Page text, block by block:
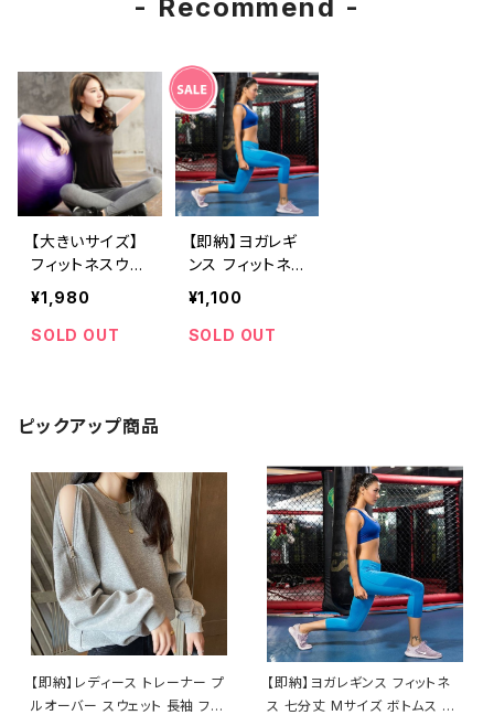
- Recommend -
【大きいサイズ】
フィットネスウェ
ア 上下セットア
ップ ヨガウェア
ランニングウェア
¥1,980
SOLD OUT
【即納】ヨガレギ
ンス フィットネ
ス 七分丈 Mサ
イズ ボトムス ブ
ルー
¥1,100
SOLD OUT
ピックアップ商品
【即納】レディース トレーナー プ
ルオーバー スウェット 長袖 ファ
【即納】ヨガレギンス フィットネ
ス 七分丈 Mサイズ ボトムス ブ